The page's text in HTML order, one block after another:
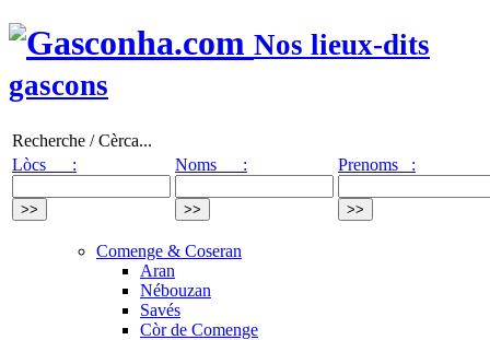
Nos lieux-dits
gascons
Recherche / Cèrca...
Lòcs :
Noms : Prenoms :
Comenge & Coseran
Aran
Nébouzan
Savés
Còr de Comenge